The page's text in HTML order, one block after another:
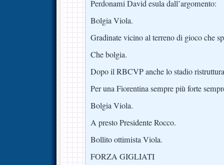
Perdonami David esula dall’argomento:
Bolgia Viola.
Gradinate vicino al terreno di gioco che
Che bolgia.
Dopo il RBCVP anche lo stadio
Per una Fiorentina sempre più forte
Bolgia Viola.
A presto Presidente Rocco.
Bollito ottimista Viola.
FORZA GIGLIATI